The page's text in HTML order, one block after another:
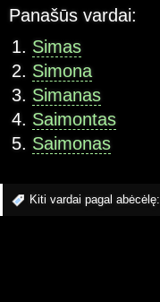
Panašūs vardai:
Simas
Simona
Simanas
Saimontas
Saimonas
Kiti vardai pagal abėcėlę: